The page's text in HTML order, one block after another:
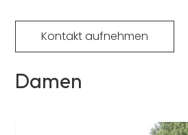
Kontakt aufnehmen
Damen